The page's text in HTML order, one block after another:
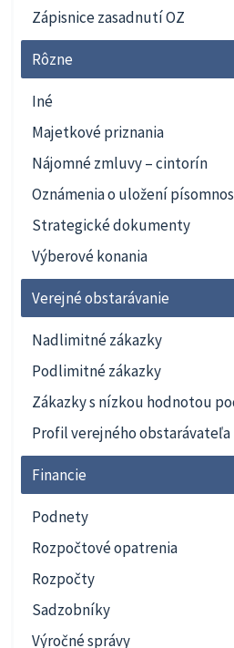
Zápisnice zasadnutí OZ
Rôzne
Iné
Majetkové priznania
Nájomné zmluvy – cintorín
Oznámenia o uložení
Strategické dokumenty
Výberové konania
Verejné obstarávanie
Nadlimitné zákazky
Podlimitné zákazky
Zákazky s nízkou hodnotou
Profil verejného obstarávateľa
Financie
Podnety
Rozpočtové opatrenia
Rozpočty
Sadzobníky
Výročné správy